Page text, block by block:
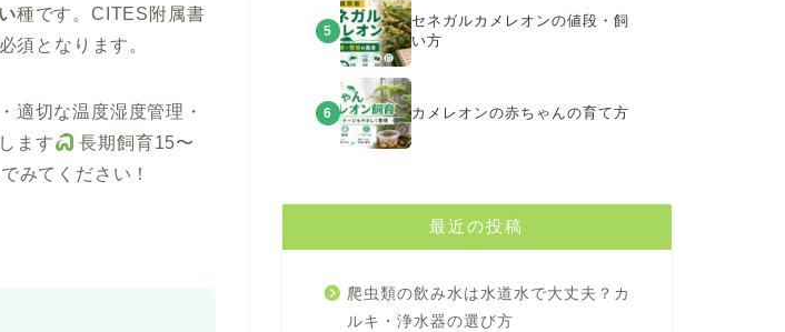
種です。CITES附属書
須となります。
適切な温度湿度管理・
ます
長期飼育15〜
みてください！
5
セネガルカメレオンの値段・飼
い方
6 カメレオンの赤ちゃんの育て方
最近の投稿
爬虫類の飲み水は水道水で大丈夫？カ
ルキ・浄水器の選び方